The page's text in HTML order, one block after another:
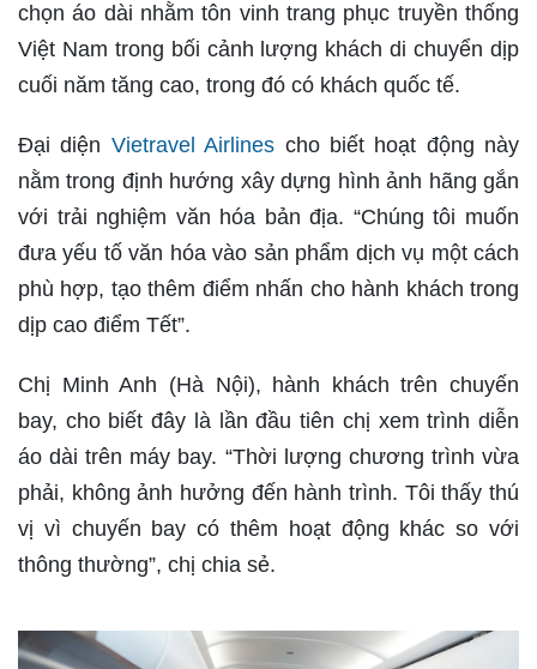
chọn áo dài nhằm tôn vinh trang phục truyền thống
Việt Nam trong bối cảnh lượng khách di chuyển dịp
cuối năm tăng cao, trong đó có khách quốc tế.
Đại diện Vietravel Airlines cho biết hoạt động này
nằm trong định hướng xây dựng hình ảnh hãng gắn
với trải nghiệm văn hóa bản địa. “Chúng tôi muốn
đưa yếu tố văn hóa vào sản phẩm dịch vụ một cách
phù hợp, tạo thêm điểm nhấn cho hành khách trong
dịp cao điểm Tết”.
Chị Minh Anh (Hà Nội), hành khách trên chuyến
bay, cho biết đây là lần đầu tiên chị xem trình diễn
áo dài trên máy bay. “Thời lượng chương trình vừa
phải, không ảnh hưởng đến hành trình. Tôi thấy thú
vị vì chuyến bay có thêm hoạt động khác so với
thông thường”, chị chia sẻ.